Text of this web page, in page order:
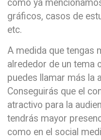
como ya
gráficos, casos de
etc.
A medida que tengas
alrededor de un tema
puedes llamar más la
Conseguirás que el
atractivo para la
tendrás mayor
como en el social